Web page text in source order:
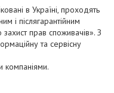
в Україні, проходять
і післягарантійним
прав споживачів». З
та сервісну
компаніями.